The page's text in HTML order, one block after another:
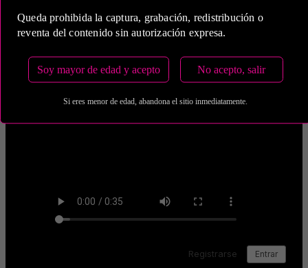
Queda prohibida la captura, grabación, redistribución o
reventa del contenido sin autorización expresa.
Soy mayor de edad y acepto No acepto, salir
Si eres menor de edad, abandona el sitio inmediatamente.